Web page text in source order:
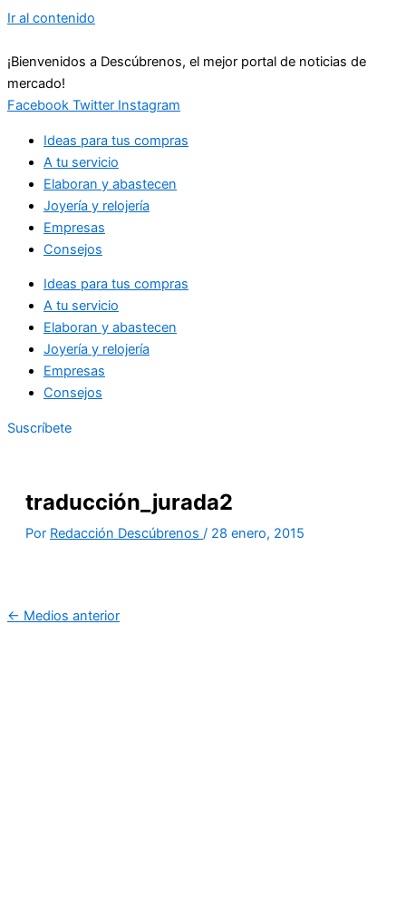
Ir al contenido
¡Bienvenidos a Descúbrenos, el mejor portal de noticias de
mercado!
Facebook Twitter Instagram
Ideas para tus compras
A tu servicio
Elaboran y abastecen
Joyería y relojería
Empresas
Consejos
Ideas para tus compras
A tu servicio
Elaboran y abastecen
Joyería y relojería
Empresas
Consejos
Suscríbete
traducción_jurada2
Por Redacción Descúbrenos / 28 enero, 2015
← Medios anterior